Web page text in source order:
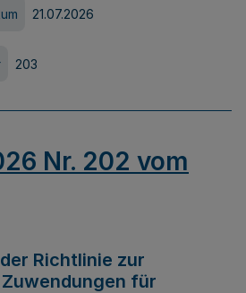
21.07.2026
203
Nr. 202 vom
Richtlinie zur
für